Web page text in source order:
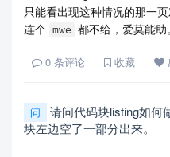
只能看出现这种情况的那一
连个 mwe 都不给，爱莫能助。
0 条评论 收藏
问
请问代码块listing如何
块左边空了一部分出来。